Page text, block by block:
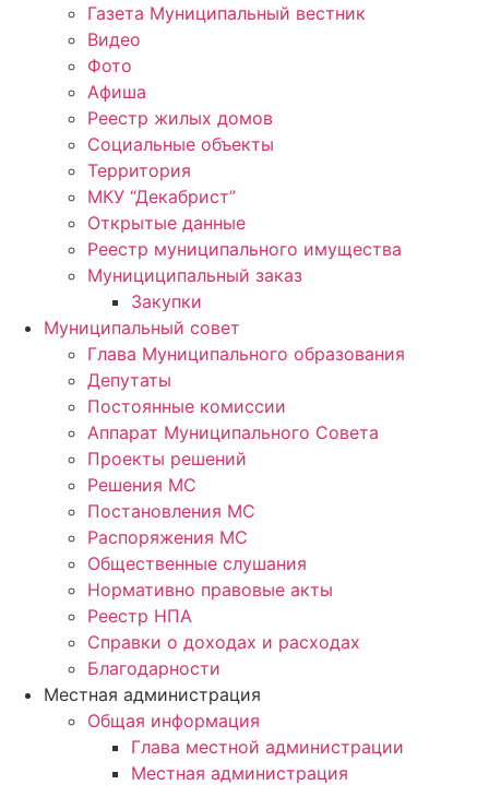
Газета Муниципальный вестник
Видео
Фото
Афиша
Реестр жилых домов
Социальные объекты
Территория
МКУ “Декабрист”
Открытые данные
Реестр муниципального имущества
Мунициципальный заказ
Закупки
Муниципальный совет
Глава Муниципального образования
Депутаты
Постоянные комиссии
Аппарат Муниципального Совета
Проекты решений
Решения МС
Постановления МС
Распоряжения МС
Общественные слушания
Нормативно правовые акты
Реестр НПА
Справки о доходах и расходах
Благодарности
Местная администрация
Общая информация
Глава местной администрации
Местная администрация